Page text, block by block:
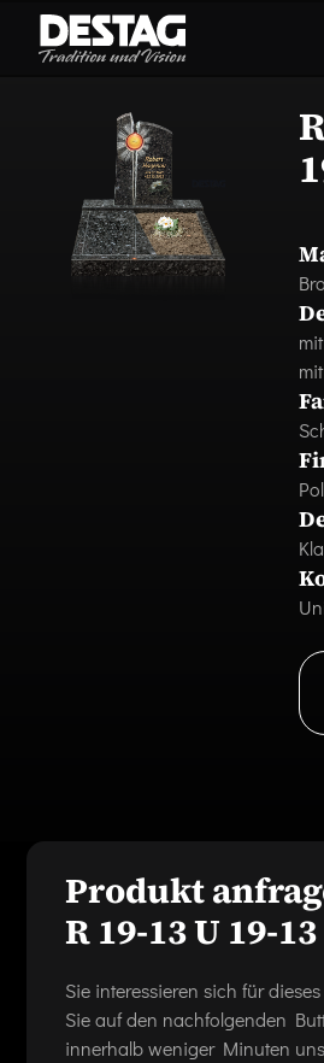
Produkt
R 19-13 U 19-13
Sie interessieren sich für
Sie auf den nachfolgenden
innerhalb weniger Minuten